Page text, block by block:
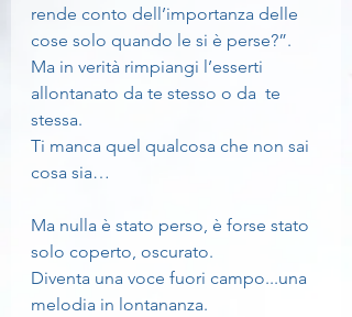
rende conto dell’importanza delle
cose solo quando le si è perse?”.
Ma in verità rimpiangi l’esserti
allontanato da te stesso o da  te
stessa.
Ti manca quel qualcosa che non sai
cosa sia…
Ma nulla è stato perso, è forse stato
solo coperto, oscurato.
Diventa una voce fuori campo...una
melodia in lontananza.